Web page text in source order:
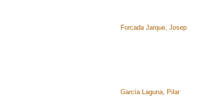
Forcada Jarque, Josep
García Laguna, Pilar